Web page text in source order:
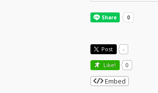
Post -
Like! 0
Embed